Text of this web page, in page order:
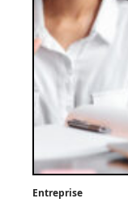
Entreprise